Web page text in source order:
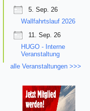
5. Sep. 26
Wallfahrtslauf 2026
11. Sep. 26
HUGO - Interne
Veranstaltung
alle Veranstaltungen >>>